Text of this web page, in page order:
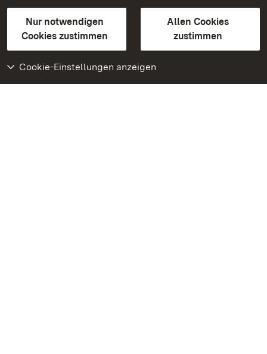
Nur notwendigen
Cookies zustimmen
Allen Cookies
zustimmen
Cookie-Einstellungen anzeigen
GebärdenspracheLeichte Sprache
Erklärung zur Barrierefreiheit
BITV-konform (geprüfte Seiten)
Weiteres